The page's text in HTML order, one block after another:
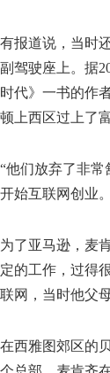
有报道说，当时
副驾驶座上。据
时代》一书的作
顿上西区过上了
“他们放弃了非
开始互联网创业
为了亚马逊，麦
定的工作，过得
联网，当时他父
在西雅图郊区的